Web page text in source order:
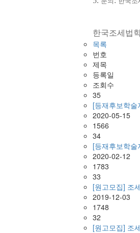
한국조세법
목록
번호
제목
등록일
조회수
35
[등재후보학
2020-05-15
1566
34
[등재후보학
2020-02-12
1783
33
[원고모집] 조
2019-12-03
1748
32
[원고모집] 조